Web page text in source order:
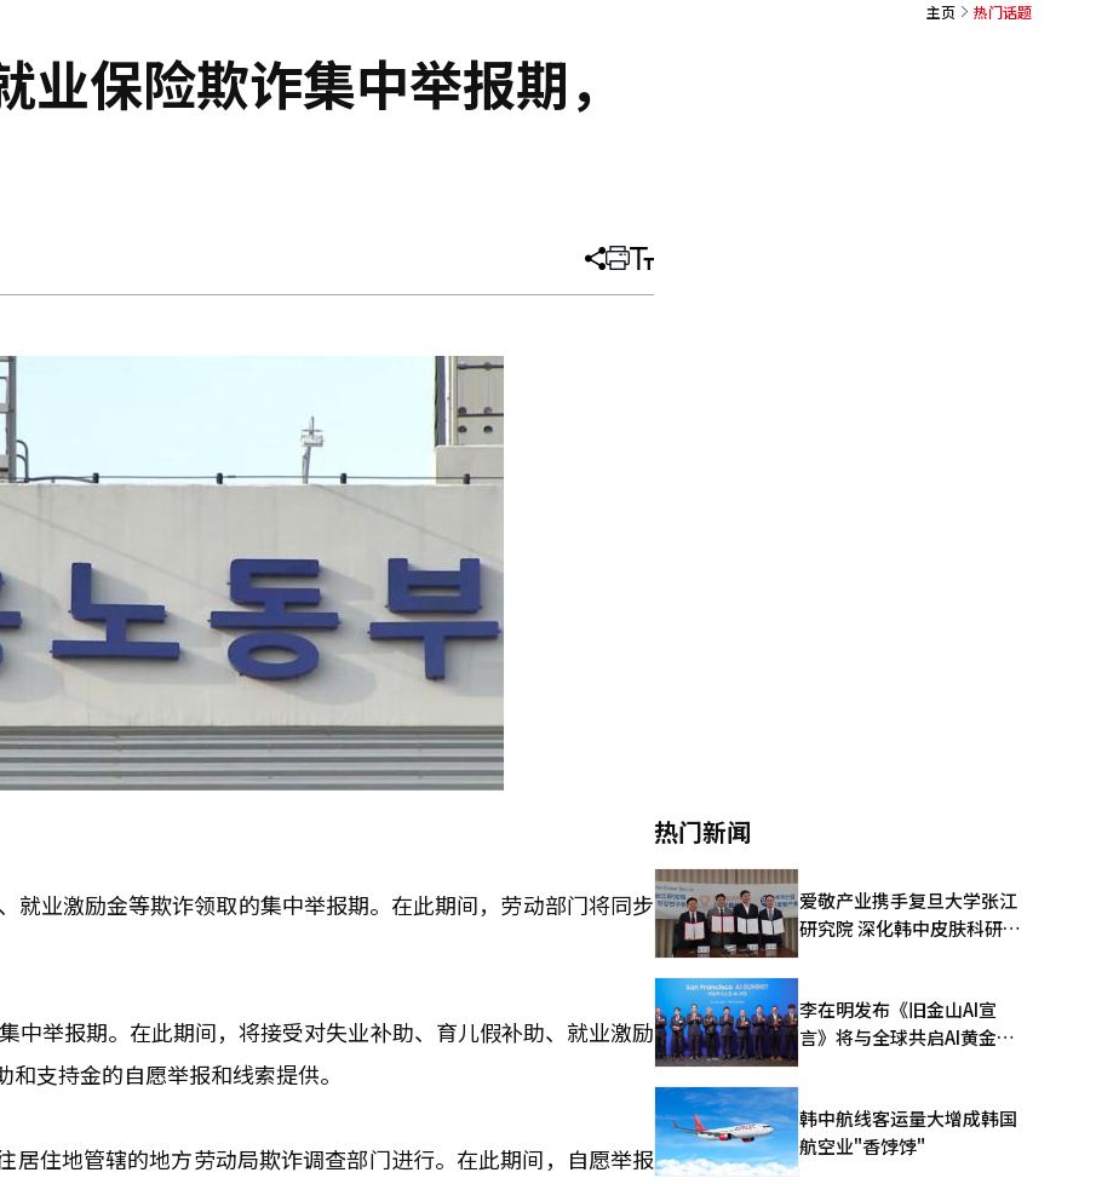
主页 热门话题
保险欺诈集中举报期，
分
文
打 调
大
就业激励金等欺诈领取的集中举报期。在此期间，劳动部门将同步
中举报期。在此期间，将接受对失业补助、育儿假补助、就业激励
支持金的自愿举报和线索提供。
居住地管辖的地方劳动局欺诈调查部门进行。在此期间，自愿举报
热门新闻
爱敬产业携手复旦大学张江
研究院 深化韩中皮肤科研合
李在明发布《旧金山AI宣
言》将与全球共启AI黄金时
韩中航线客运量大增成韩国
航空业"香饽饽"